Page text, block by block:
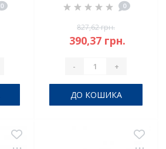
0 0
827,62 грн.
390,37 грн.
- +
ДО КОШИКА